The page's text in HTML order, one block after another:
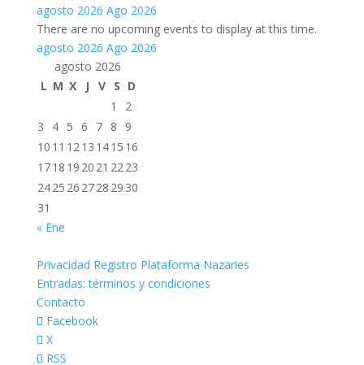
agosto 2026 Ago 2026
There are no upcoming events to display at this time.
agosto 2026 Ago 2026
agosto 2026
L M X J V S D
1
2
3
4 5 6 7 8
9
10 11 1213 1415 16
1718 19 20 21 2223
2425 26 2728 29 30
31
« Ene
Privacidad Registro Plataforma Nazaries
Entradas: términos y condiciones
Contacto
Facebook
X
RSS